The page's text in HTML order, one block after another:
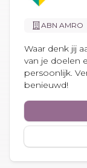
ABN AMRO
Waar denk jij
van je doelen
persoonlijk.
benieuwd!